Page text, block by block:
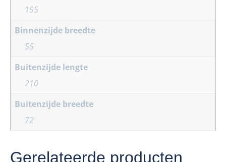
195
Binnenzijde breedte
55
Buitenzijde lengte
210
Buitenzijde breedte
72
Gerelateerde producten